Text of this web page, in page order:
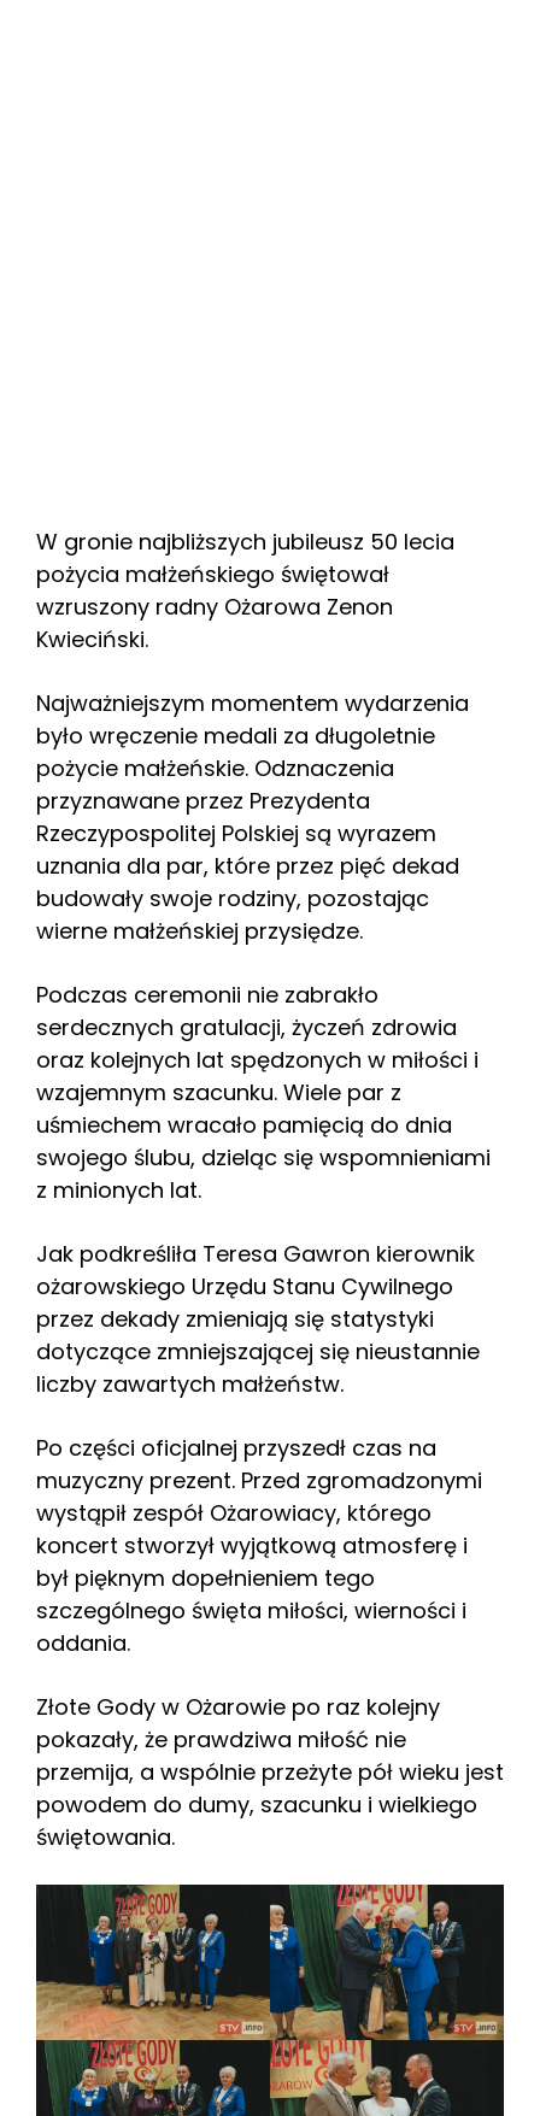
W gronie najbliższych jubileusz 50 lecia
pożycia małżeńskiego świętował
wzruszony radny Ożarowa Zenon
Kwieciński.
Najważniejszym momentem wydarzenia
było wręczenie medali za długoletnie
pożycie małżeńskie. Odznaczenia
przyznawane przez Prezydenta
Rzeczypospolitej Polskiej są wyrazem
uznania dla par, które przez pięć dekad
budowały swoje rodziny, pozostając
wierne małżeńskiej przysiędze.
Podczas ceremonii nie zabrakło
serdecznych gratulacji, życzeń zdrowia
oraz kolejnych lat spędzonych w miłości i
wzajemnym szacunku. Wiele par z
uśmiechem wracało pamięcią do dnia
swojego ślubu, dzieląc się wspomnieniami
z minionych lat.
Jak podkreśliła Teresa Gawron kierownik
ożarowskiego Urzędu Stanu Cywilnego
przez dekady zmieniają się statystyki
dotyczące zmniejszającej się nieustannie
liczby zawartych małżeństw.
Po części oficjalnej przyszedł czas na
muzyczny prezent. Przed zgromadzonymi
wystąpił zespół Ożarowiacy, którego
koncert stworzył wyjątkową atmosferę i
był pięknym dopełnieniem tego
szczególnego święta miłości, wierności i
oddania.
Złote Gody w Ożarowie po raz kolejny
pokazały, że prawdziwa miłość nie
przemija, a wspólnie przeżyte pół wieku jest
powodem do dumy, szacunku i wielkiego
świętowania.